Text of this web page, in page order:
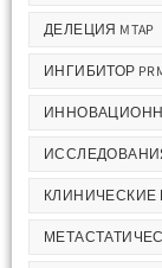
ДЕЛЕЦИЯ MTAP
ИНГИБИТОР